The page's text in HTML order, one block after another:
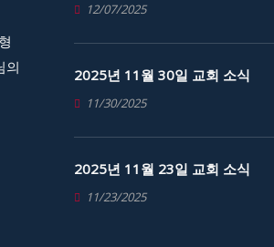
의
12/07/2025
2025년 11월 30일 교회 소식
11/30/2025
2025년 11월 23일 교회 소식
11/23/2025